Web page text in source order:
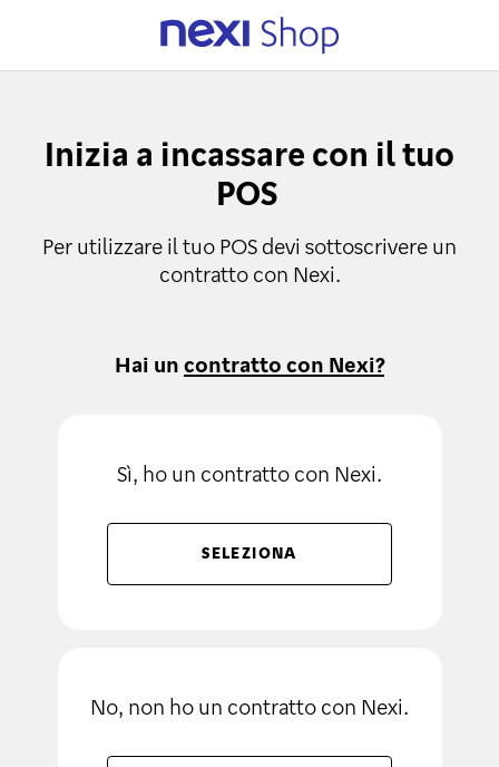
Inizia a incassare con il tuo
POS
Per utilizzare il tuo POS devi sottoscrivere un
contratto con Nexi.
Hai un contratto con Nexi?
Sì, ho un contratto con Nexi.
SELEZIONA
No, non ho un contratto con Nexi.